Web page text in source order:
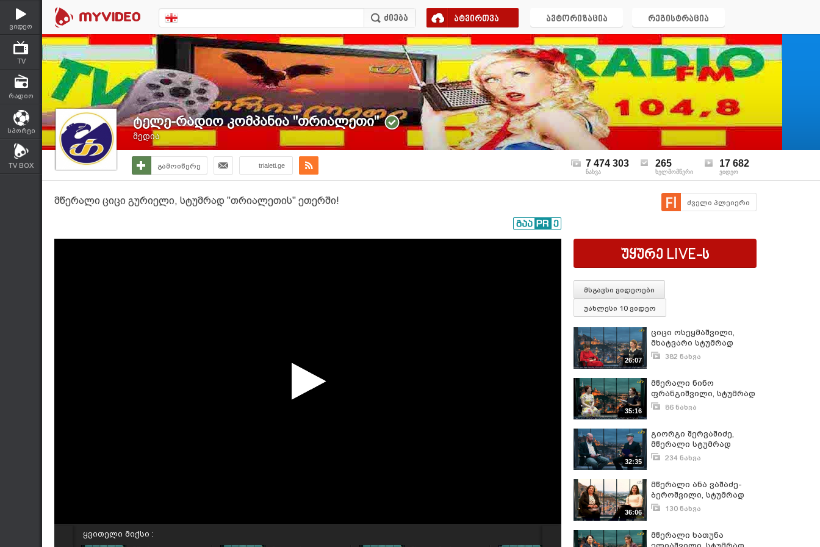
ვიდეო
TV
რადიო
სპორტი
TV BOX
ატვირთვა ავტორიზაცია რეგისტრაცია
ტელე-რადიო კომპანია ''თრიალეთი''
მედია
გამოიწერე trialeti.ge 7 474 303
ნახვა
265
ხელმომწერი
17 682
ვიდეო
მწერალი ციცი გურიელი, სტუმრად "თრიალეთის" ეთერში! ძველი პლეიერი
ყვითელი მიქსი :
უყურე LIVE-ს
მსგავსი ვიდეოები
უახლესი 10 ვიდეო
26:07
ციცი ოსეყმაშვილი,
მხატვარი სტუმრად
"თრიალეთის" ეთერში.
382 ნახვა
35:16
მწერალი ნინო
ფრანგიშვილი, სტუმრად
"თრიალეთის" ეთერში,
86 ნახვა
32:35
გიორგი შერვაშიძე,
მწერალი სტუმრად
"თრიალეთის" ეთერში,
234 ნახვა
36:06
მწერალი ანა ვაშაძე-
ბეროშვილი, სტუმრად
"თრიალეთის" ეთერში
130 ნახვა
მწერალი ხათუნა